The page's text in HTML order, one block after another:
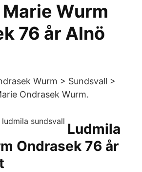
Wurm
76 år Alnö
Wurm > Sundsvall >
Ondrasek Wurm.
Ludmila
Ondrasek 76 år